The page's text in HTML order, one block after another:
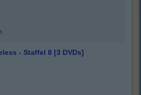
- Staffel 8 [3 DVDs]